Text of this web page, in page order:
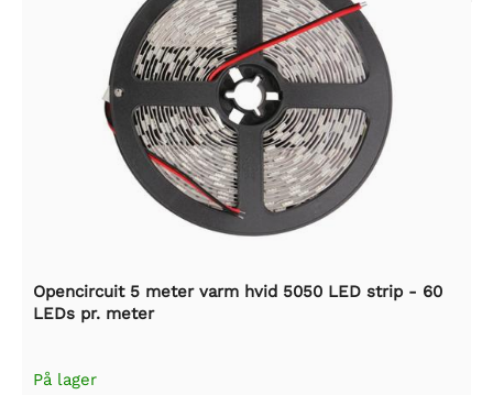
Opencircuit 5 meter varm hvid 5050 LED strip - 60
LEDs pr. meter
På lager